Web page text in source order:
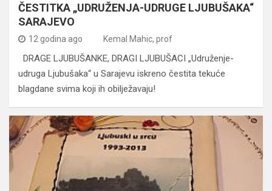
ČESTITKA „UDRUŽENJA-UDRUGE LJUBUŠAKA“
SARAJEVO
12 godina ago Kemal Mahic, prof
DRAGE LJUBUŠANKE, DRAGI LJUBUŠACI „Udruženje-
udruga Ljubušaka“ u Sarajevu iskreno čestita tekuće
blagdane svima koji ih obilježavaju!